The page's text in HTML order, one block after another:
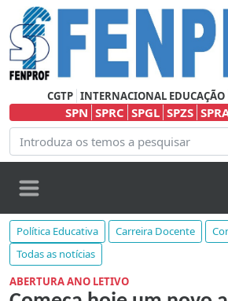
CGTP INTERNACIONAL EDUCAÇÃO
SPN SPRC SPGL SPZS
Política Educativa Carreira Docente
Todas as notícias
ABERTURA ANO LETIVO